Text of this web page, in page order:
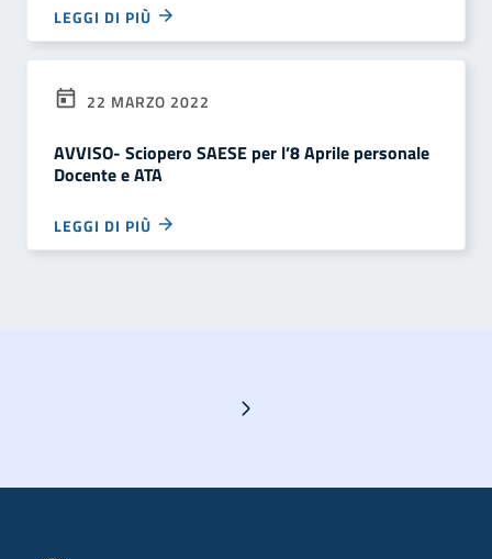
LEGGI DI PIÙ
22 MARZO 2022
AVVISO- Sciopero SAESE per l’8 Aprile personale
Docente e ATA
LEGGI DI PIÙ
Pagina successiva